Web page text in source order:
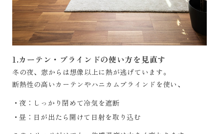
1.カーテン・ブラインドの使い方を見直す
冬の夜、窓からは想像以上に熱が逃げています。
断熱性の高いカーテンやハニカムブラインドを使い、
夜：しっかり閉めて冷気を遮断
昼：日が出たら開けて日射を取り込む